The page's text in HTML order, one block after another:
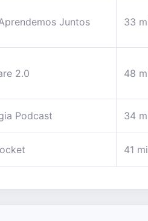
Juntos 33
2.0 48
Podcast 34
41